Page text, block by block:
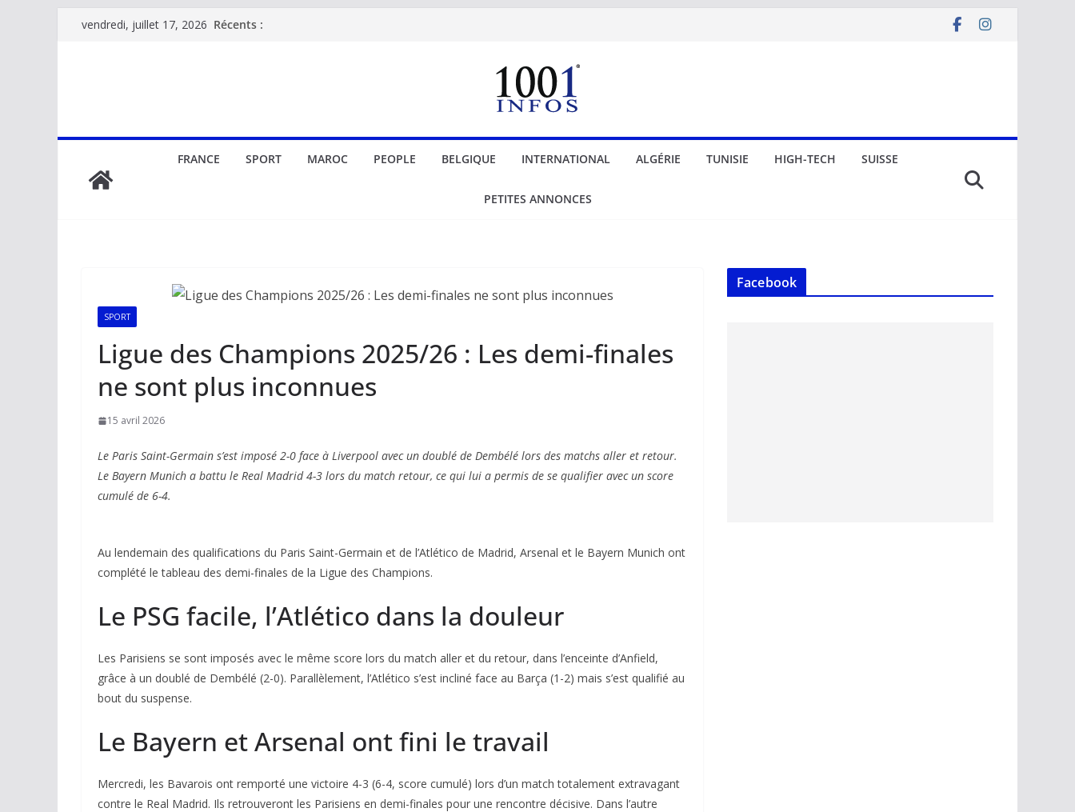
Passervendredi, juillet 17, 2026 Récents :
FRANCE SPORT MAROC PEOPLE BELGIQUE INTERNATIONAL ALGÉRIE TUNISIE HIGH-TECH SUISSE
PETITES ANNONCES
SPORT
Ligue des Champions 2025/26 : Les demi-finales
ne sont plus inconnues
15 avril 2026
Le Paris Saint-Germain s’est imposé 2-0 face à Liverpool avec un doublé de Dembélé lors des matchs aller et retour.
Le Bayern Munich a battu le Real Madrid 4-3 lors du match retour, ce qui lui a permis de se qualifier avec un score
cumulé de 6-4.
Au lendemain des qualifications du Paris Saint-Germain et de l’Atlético de Madrid, Arsenal et le Bayern Munich ont
complété le tableau des demi-finales de la Ligue des Champions.
Le PSG facile, l’Atlético dans la douleur
Les Parisiens se sont imposés avec le même score lors du match aller et du retour, dans l’enceinte d’Anfield,
grâce à un doublé de Dembélé (2-0). Parallèlement, l’Atlético s’est incliné face au Barça (1-2) mais s’est qualifié au
bout du suspense.
Le Bayern et Arsenal ont fini le travail
Mercredi, les Bavarois ont remporté une victoire 4-3 (6-4, score cumulé) lors d’un match totalement extravagant
contre le Real Madrid. Ils retrouveront les Parisiens en demi-finales pour une rencontre décisive. Dans l’autre
Facebook